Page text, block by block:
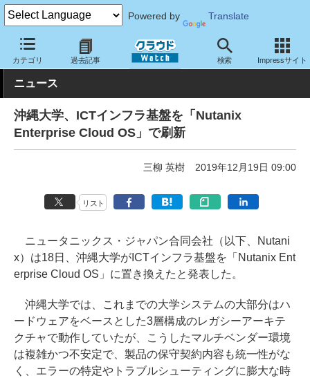
Powered by Translate
カテゴリ 過去記事 検索 Impressサイト
クラウド Watch トピック 導入事例
ニュース
沖縄大学、ICTインフラ基盤を「Nutanix
Enterprise Cloud OS」で刷新
三柳 英樹 2019年12月19日 09:00
リスト
ニュータニックス・ジャパン合同会社（以下、Nutani
x）は18日、沖縄大学がICTインフラ基盤を「Nutanix Ent
erprise Cloud OS」に置き換えたと発表した。
沖縄大学では、これまでの大学システムの大部分はハ
ードウェアをベースとした3層構成のレガシーアーキテ
クチャで動作していたが、こうしたマルチベンダー環境
は複雑かつ不安定で、製品の保守契約内容も統一性がな
く、エラーの特定やトラブルシューティングに膨大な時